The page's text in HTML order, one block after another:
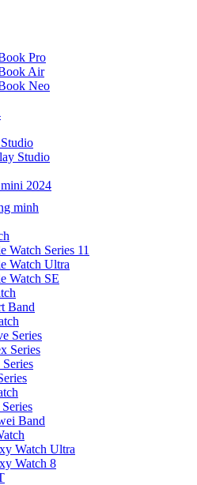
Pro
Air
Neo
Studio
2024
minh
Watch Series 11
Watch Ultra
Watch SE
Band
Series
Series
Band
Watch Ultra
Watch 8